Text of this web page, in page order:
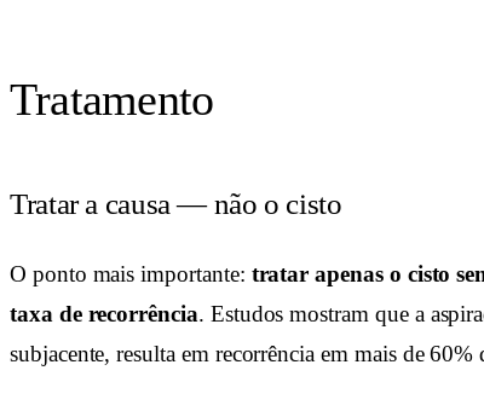
Tratamento
Tratar a causa — não o cisto
O ponto mais importante: tratar apenas o cisto
taxa de recorrência. Estudos mostram que a
subjacente, resulta em recorrência em mais de 60%